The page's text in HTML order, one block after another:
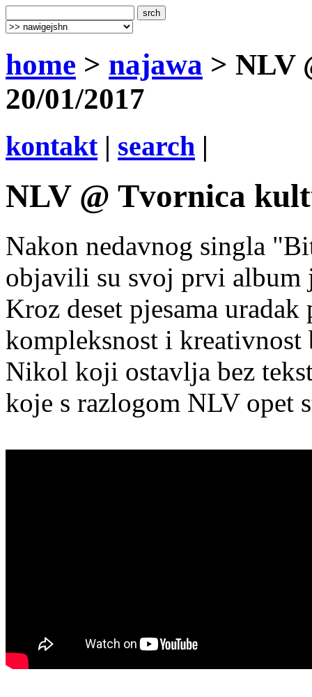
home > najawa > NLV
20/01/2017
kontakt| search |
NLV @ Tvornica
Nakon nedavnog singla
objavili su svoj prvi album
Kroz deset pjesama
kompleksnost i kreativnost
Nikol koji ostavlja bez
koje s razlogom NLV opet